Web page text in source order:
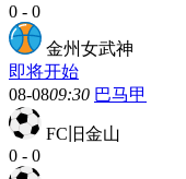
0 - 0
金州女武神
即将开始
08-0809:30 巴马甲
FC旧金山
0 - 0